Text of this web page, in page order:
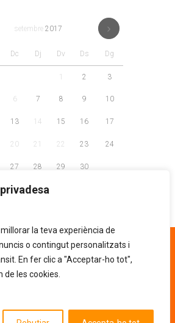
la teva experiència de
o contingut personalitzats i
En fer clic a "Acceptar-ho tot",
les cookies.
setembre 2017
Dc Dj Dv Ds Dg
2 3
6 7 8 9 10
13 14 15 16 17
20 21 22 23 24
27 28 29 30
268 81 30
POLÍTICA DE PRIVACITAT
pública segons la resolució